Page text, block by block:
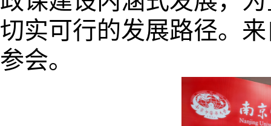
切实可行的发展路径。
参会。